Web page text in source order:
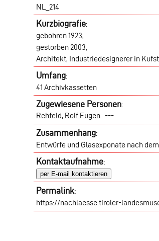
NL_214
Kurzbiografie:
gebohren 1923,
gestorben 2003,
Architekt, Industriedesignerer in
Umfang:
41 Archivkassetten
Zugewiesene Personen:
Rehfeld, Rolf Eugen ---
Zusammenhang:
Entwürfe und Glasexponate nach
Kontaktaufnahme:
per E-mail kontaktieren
Permalink:
https://nachlaesse.tiroler-